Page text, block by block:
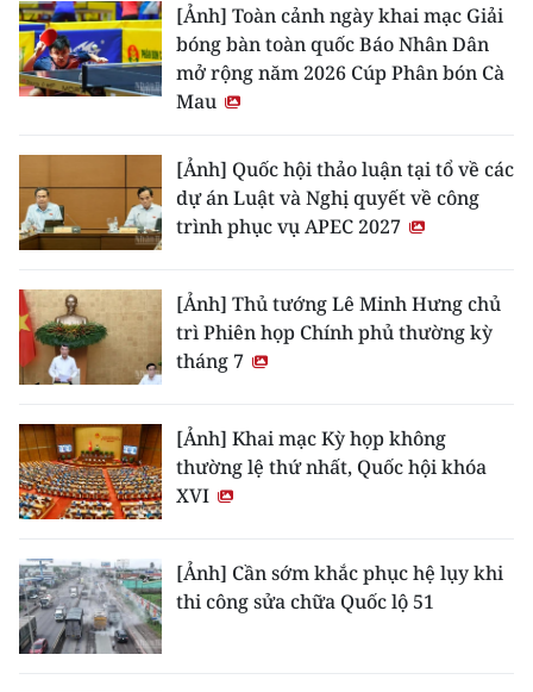
[Ảnh] Toàn cảnh ngày khai mạc Giải
bóng bàn toàn quốc Báo Nhân Dân
mở rộng năm 2026 Cúp Phân bón Cà
Mau
[Ảnh] Quốc hội thảo luận tại tổ về các
dự án Luật và Nghị quyết về công
trình phục vụ APEC 2027
[Ảnh] Thủ tướng Lê Minh Hưng chủ
trì Phiên họp Chính phủ thường kỳ
tháng 7
[Ảnh] Khai mạc Kỳ họp không
thường lệ thứ nhất, Quốc hội khóa
XVI
[Ảnh] Cần sớm khắc phục hệ lụy khi
thi công sửa chữa Quốc lộ 51